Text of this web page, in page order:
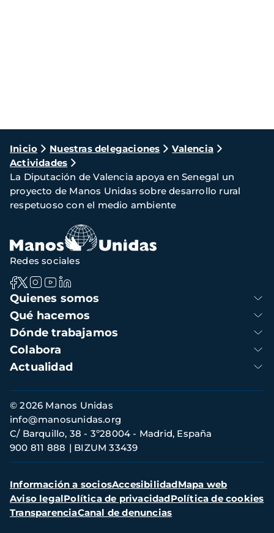
Ruta
de
navegación
Inicio Nuestras delegaciones
Valencia
Actividades
La Diputación de Valencia apoya en Senegal un
proyecto de Manos Unidas sobre desarrollo rural
respetuoso con el medio ambiente
Navegación
principal
Quienes somos
Qué hacemos
Dónde trabajamos
Colabora
Actualidad
Redes sociales
Información
de
contacto
© 2026 Manos Unidas
C/ Barquillo, 38 - 3º28004 - Madrid, España
900 811 888
BIZUM 33439
info@manosunidas.org
Menú
secundario
Información a sociosAccesibilidadMapa web
Aviso legalPolítica de privacidadPolítica de cookies
TransparenciaCanal de denuncias